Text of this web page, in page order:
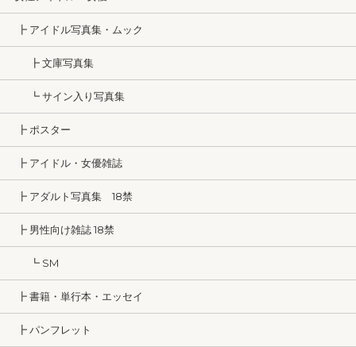
┣ アイドル写真集・ムック
┣ 文庫写真集
┗ サイン入り写真集
┣ ポスター
┣ アイドル・女優雑誌
┣ アダルト写真集 18禁
┣ 男性向け雑誌 18禁
┗ SM
┣ 書籍・単行本・エッセイ
┣ パンフレット